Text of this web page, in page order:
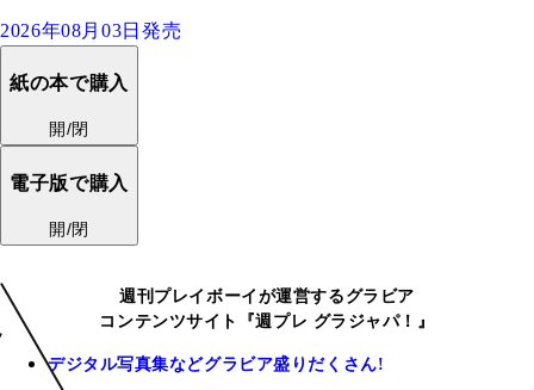
2026年08月03日発売
紙の本で購入
開/閉
電子版で購入
開/閉
週刊プレイボーイが運営するグラビア
コンテンツサイト『週プレ グラジャパ！』
デジタル写真集などグラビア盛りだくさん!